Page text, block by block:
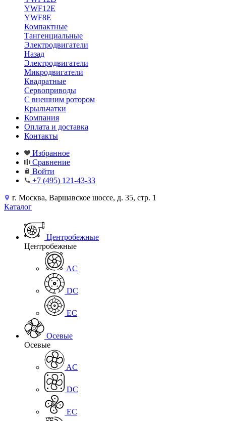
YWF12E
YWF8E
Компактные
Тангенциальные
Электродвигатели
Назад
Электродвигатели
Микродвигатели
Квадратные
Сервоприводы
С внешним ротором
Крыльчатки
Компания
Оплата и доставка
Контакты
Избранное
Сравнение
Войти
+7 (495) 121-43-33
г. Москва, Варшавское шоссе, д. 35, стр. 1
Каталог
Центробежные
Центробежные
AC
DC
EC
Осевые
Осевые
AC
DC
EC